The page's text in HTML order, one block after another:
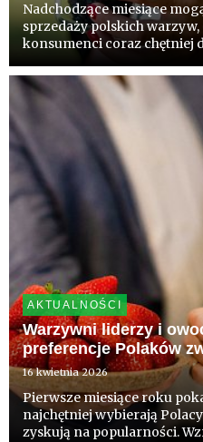
Nadchodzące miesiące
sprzedaży polskich
konsumenci coraz chętniej
komentują eksperci.
AKTUALNOŚCI
Warzywni liderzy i
preferencje Polaków
16 kwietnia 2026
Pierwsze miesiące roku
najchętniej wybierają
zyskują na popularności.